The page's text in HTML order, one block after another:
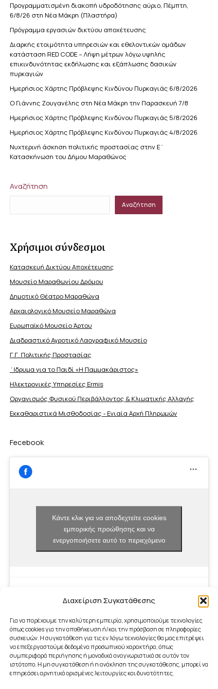
Διαχείριση Συγκατάθεσης
Για να παρέχουμε την καλύτερη εμπειρία, χρησιμοποιούμε τεχνολογίες
όπως cookies για την αποθήκευση ή/και την πρόσβαση σε πληροφορίες
συσκευών. Η συγκατάθεση για τις εν λόγω τεχνολογίες θα μας επιτρέψει
να επεξεργαστούμε δεδομένα προσωπικού χαρακτήρα, όπως
συμπεριφορά περιήγησης ή μοναδικά αναγνωριστικά σε αυτόν τον
ιστότοπο. Η μη συγκατάθεση ή η ανάκληση της συγκατάθεσης, μπορεί να
επηρεάσει αρνητικά ορισμένες λειτουργίες και δυνατότητες.
Προγραμματισμένη διακοπή υδροδότησης αύριο, Πέμπτη,
6/8/26 στη Νέα Μάκρη (Πλαστήρα)
Πρόγραμμα εργασιών δικτύου αποχέτευσης
Διαρκής ετοιμότητα υπηρεσιών και εθελοντικών ομάδων
κατάσταση RED CODE – Λήψη μέτρων λόγω υψηλής
επικινδυνότητας εκδήλωσης και εξάπλωσης δασικών
πυρκαγιών
Ημερήσιος Χάρτης Πρόβλεψης Κινδύνου Πυρκαγιάς 6/8/2026
Ο Γιάννης Ζουγανέλης στη Νέα Μάκρη την Παρασκευή 7/8
Ημερήσιος Χάρτης Πρόβλεψης Κινδύνου Πυρκαγιάς 5/8/2026
Ημερήσιος Χάρτης Πρόβλεψης Κινδύνου Πυρκαγιάς 4/8/2026
Νυχτερινή άσκηση πολιτικής προστασίας στην Ε΄
Κατασκήνωση του Δήμου Μαραθώνος
Αναζήτηση
Αναζήτηση
Χρήσιμοι σύνδεσμοι
Κατασκευή Δικτύου Αποχέτευσης
Μουσείο Μαραθωνίου Δρόμου
Δημοτικό Θέατρο Μαραθώνα
Αρχαιολογικό Μουσείο Μαραθώνα
Ευρωπαϊκό Μουσείο Άρτου
Διαδραστικό Αγροτικό Λαογραφικό Μουσείο
Γ.Γ. Πολιτικής Προστασίας
΄Ιδρυμα για το Παιδί «Η Παμμακάριστος»
Ηλεκτρονικές Υπηρεσίες Ermis
Οργανισμός Φυσικού Περιβάλλοντος & Κλιματικής Aλλαγής
Εκκαθαριστικά Μισθοδοσίας - Ενιαία Αρχή Πληρωμών
Fecebook
Κάντε κλικ για να αποδεχτείτε cookies
εμπορικής προώθησης και να
ενεργοποιήσετε αυτό το περιεχόμενο